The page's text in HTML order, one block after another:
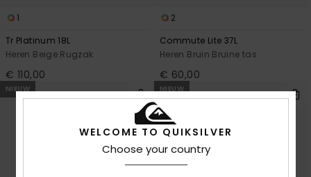
1
Tr Platinum 18L
Heren Beige Rugzak
€ 110,00
2
Commute Lite 37L
Heren Bruin Bruine tas
€ 60,00
NIEUW NIEUW
WELCOME TO QUIKSILVER
Choose your country